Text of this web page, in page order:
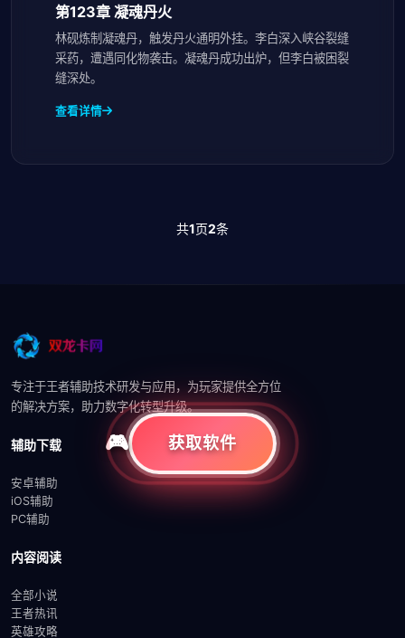
第123章 凝魂丹火
林砚炼制凝魂丹，触发丹火通明外挂。李白深入峡谷裂缝
采药，遭遇同化物袭击。凝魂丹成功出炉，但李白被困裂
缝深处。
查看详情
共1页2条
专注于王者辅助技术研发与应用，为玩家提供全方位
的解决方案，助力数字化转型升级。
辅助下载
安卓辅助
iOS辅助
PC辅助
内容阅读
全部小说
王者热讯
英雄攻略
获取软件